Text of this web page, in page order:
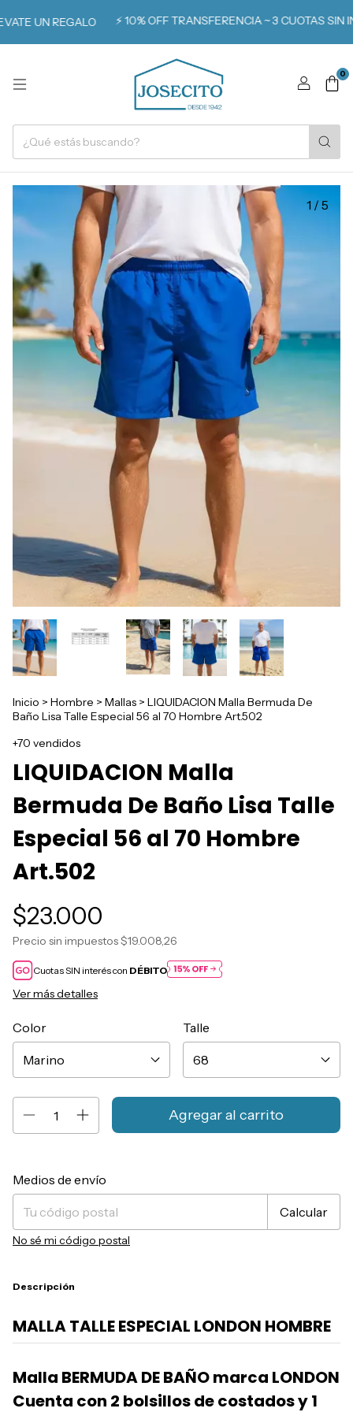
REGALO ⚡️ 10% OFF TRANSFERENCIA ~ 3 CUOTAS SIN
0
1 / 5
Inicio > Hombre > Mallas > LIQUIDACION Malla Bermuda De
Baño Lisa Talle Especial 56 al 70 Hombre Art.502
+70 vendidos
LIQUIDACION Malla
Bermuda De Baño Lisa Talle
Especial 56 al 70 Hombre
Art.502
$23.000
Precio sin impuestos$19.008,26
Cuotas SIN interés con DÉBITO
Ver más detalles
Color Talle
Entregas para el CP:
Medios de envío
Calcular
No sé mi código postal
Descripción
MALLA TALLE ESPECIAL LONDON HOMBRE
Malla BERMUDA DE BAÑO marca LONDON
Cuenta con 2 bolsillos de costados y 1